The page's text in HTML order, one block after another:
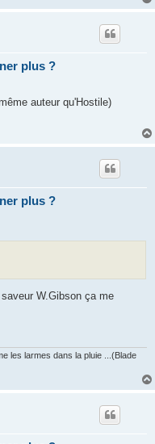
plus ?
auteur qu'Hostile)
plus ?
W.Gibson ça me
les larmes dans la pluie ...(Blade